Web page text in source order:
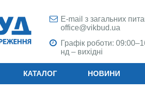
E-mail з загальних
office@vikbud.ua
Графік роботи:
нд – вихідні
КАТАЛОГ НОВИНИ